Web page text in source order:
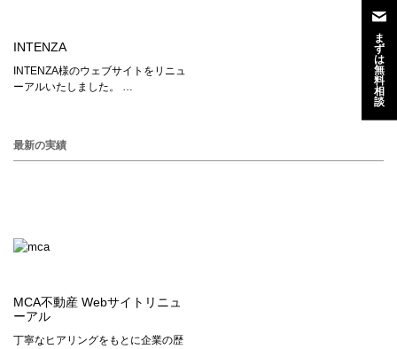
INTENZA
INTENZA様のウェブサイトをリニュ
ーアルいたしました。 …
最新の実績
MCA不動産 Webサイトリニュ
ーアル
丁寧なヒアリングをもとに企業の歴
ま
ず
は
無
料
相
談